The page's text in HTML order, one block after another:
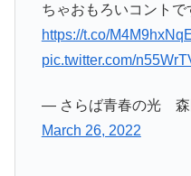
ちゃおもろいコントで
https://t.co/
pic.twitter.com/
— さらば青春の光 森
March 26, 2022